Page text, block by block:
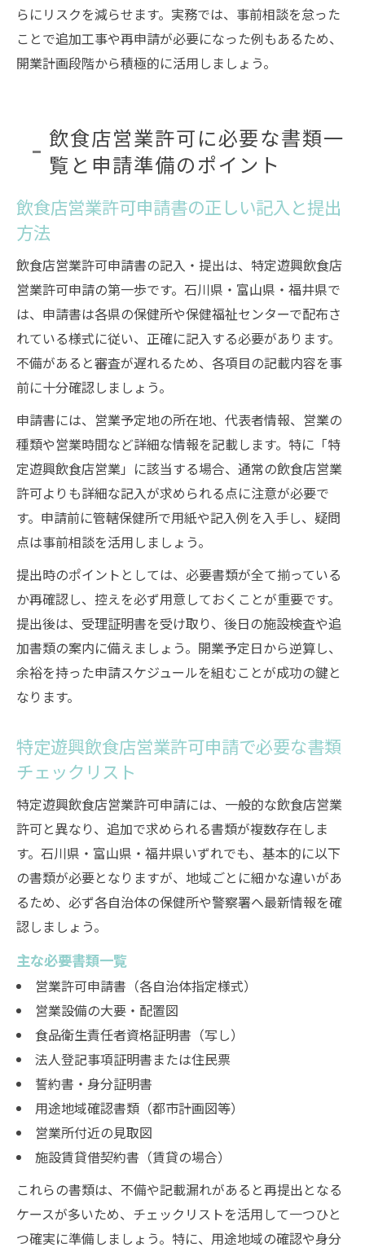
らにリスクを減らせます。実務では、事前相談を怠った
ことで追加工事や再申請が必要になった例もあるため、
開業計画段階から積極的に活用しましょう。
飲食店営業許可に必要な書類一
覧と申請準備のポイント
飲食店営業許可申請書の正しい記入と提出
方法
飲食店営業許可申請書の記入・提出は、特定遊興飲食店
営業許可申請の第一歩です。石川県・富山県・福井県で
は、申請書は各県の保健所や保健福祉センターで配布さ
れている様式に従い、正確に記入する必要があります。
不備があると審査が遅れるため、各項目の記載内容を事
前に十分確認しましょう。
申請書には、営業予定地の所在地、代表者情報、営業の
種類や営業時間など詳細な情報を記載します。特に「特
定遊興飲食店営業」に該当する場合、通常の飲食店営業
許可よりも詳細な記入が求められる点に注意が必要で
す。申請前に管轄保健所で用紙や記入例を入手し、疑問
点は事前相談を活用しましょう。
提出時のポイントとしては、必要書類が全て揃っている
か再確認し、控えを必ず用意しておくことが重要です。
提出後は、受理証明書を受け取り、後日の施設検査や追
加書類の案内に備えましょう。開業予定日から逆算し、
余裕を持った申請スケジュールを組むことが成功の鍵と
なります。
特定遊興飲食店営業許可申請で必要な書類
チェックリスト
特定遊興飲食店営業許可申請には、一般的な飲食店営業
許可と異なり、追加で求められる書類が複数存在しま
す。石川県・富山県・福井県いずれでも、基本的に以下
の書類が必要となりますが、地域ごとに細かな違いがあ
るため、必ず各自治体の保健所や警察署へ最新情報を確
認しましょう。
主な必要書類一覧
営業許可申請書（各自治体指定様式）
営業設備の大要・配置図
食品衛生責任者資格証明書（写し）
法人登記事項証明書または住民票
誓約書・身分証明書
用途地域確認書類（都市計画図等）
営業所付近の見取図
施設賃貸借契約書（賃貸の場合）
これらの書類は、不備や記載漏れがあると再提出となる
ケースが多いため、チェックリストを活用して一つひと
つ確実に準備しましょう。特に、用途地域の確認や身分